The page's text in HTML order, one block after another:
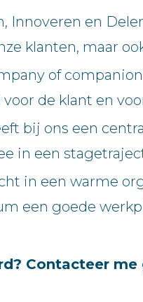
Innoveren en
klanten, maar
of
de klant en
bij ons een
in een
in een warme
een goede
Contacteer me